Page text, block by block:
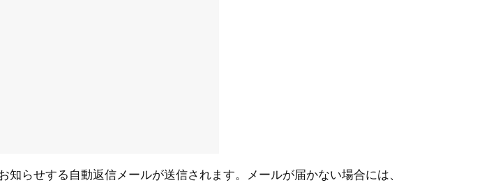
らせする自動返信メールが送信されます。メールが届かない場合には、